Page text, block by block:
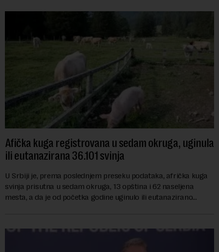
Afička kuga registrovana u sedam okruga, uginula
ili eutanazirana 36.101 svinja
U Srbiji je, prema poslednjem preseku podataka, afrička kuga
svinja prisutna u sedam okruga, 13 opština i 62 naseljena
mesta, a da je od početka godine uginulo ili eutanazirano